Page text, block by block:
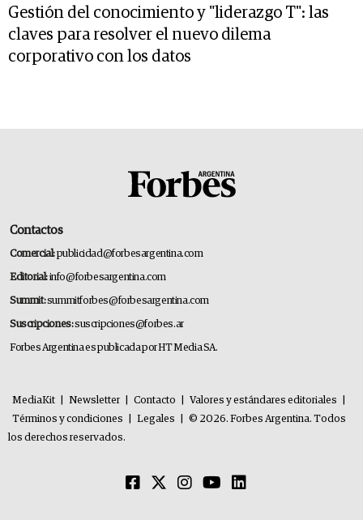
Gestión del conocimiento y "liderazgo T": las
claves para resolver el nuevo dilema
corporativo con los datos
Contactos
Comercial:publicidad@forbesargentina.com
Editorial:info@forbesargentina.com
Summit:summitforbes@forbesargentina.com
Suscripciones:suscripciones@forbes.ar
Forbes Argentina es publicada por HT Media SA.
MediaKit Newsletter Contacto Valores y estándares editoriales
Términos y condiciones
Legales
© 2026. Forbes Argentina. Todos
los derechos reservados.